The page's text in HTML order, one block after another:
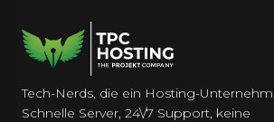
Tech-Nerds, die ein Hosting-
Schnelle Server, 24\/7 Support, keine